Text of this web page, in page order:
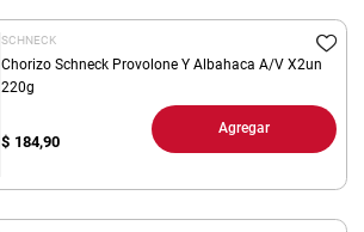
SCHNECK
Chorizo Schneck Provolone Y Albahaca A/V X2un
220g
$ 184,90
Agregar